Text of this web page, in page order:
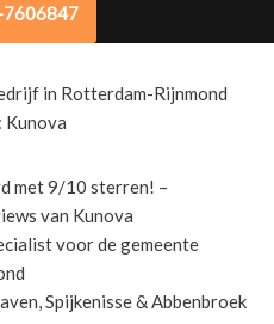
7606847
in Rotterdam-Rijnmond
Kunova
met 9/10 sterren! –
van Kunova
voor de gemeente
Spijkenisse & Abbenbroek